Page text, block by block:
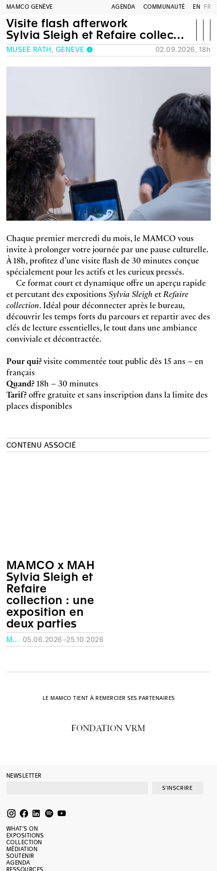
MAMCO GENÈVE AGENDA COMMUNAUTÉ EN FR
Visite flash afterwork
Sylvia Sleigh et Refaire collection
MUSÉE RATH, GENÈVE 02.09.2026, 18h
Chaque premier mercredi du mois, le MAMCO vous
invite à prolonger votre journée par une pause culturelle.
À 18h, profitez d’une visite flash de 30 minutes conçue
spécialement pour les actifs et les curieux pressés.
Ce format court et dynamique offre un aperçu rapide
et percutant des expositions Sylvia SleighetRefaire
collection. Idéal pour déconnecter après le bureau,
découvrir les temps forts du parcours et repartir avec des
clés de lecture essentielles, le tout dans une ambiance
conviviale et décontractée.
Pour qui?visite commentée tout public dès 15 ans – en
français
Quand?18h – 30 minutes
Tarif?offre gratuite et sans inscription dans la limite des
places disponibles
CONTENU ASSOCIÉ
MAMCO x MAH
Sylvia Sleigh et
Refaire
collection : une
exposition en
deux parties
MUSÉE RATH, GENÈVE 05.06.2026–25.10.2026
LE MAMCO TIENT À REMERCIER SES PARTENAIRES
NEWSLETTER
S'INSCRIRE
WHAT’S ON
EXPOSITIONS
COLLECTION
MÉDIATION
SOUTENIR
AGENDA